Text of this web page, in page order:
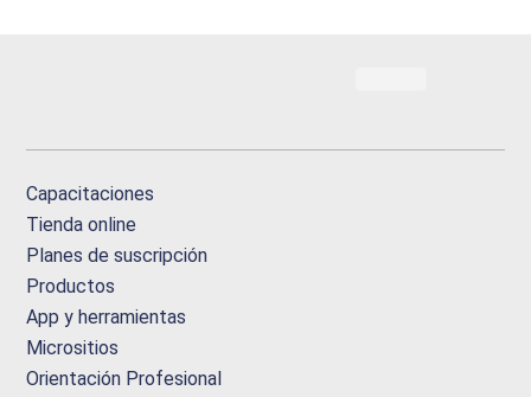
Capacitaciones
Tienda online
Planes de suscripción
Productos
App y herramientas
Micrositios
Orientación Profesional